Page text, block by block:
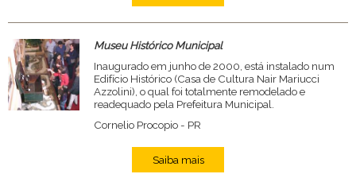
Museu Histórico Municipal
Inaugurado em junho de 2000, está instalado num
Edifício Histórico (Casa de Cultura Nair Mariucci
Azzolini), o qual foi totalmente remodelado e
readequado pela Prefeitura Municipal.
Cornelio Procopio - PR
Saiba mais